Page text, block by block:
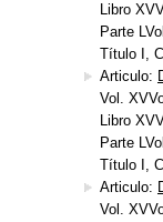
Libro
Parte
Título I,
Articulo:
Vol.
Libro
Parte
Título I,
Articulo:
Vol.